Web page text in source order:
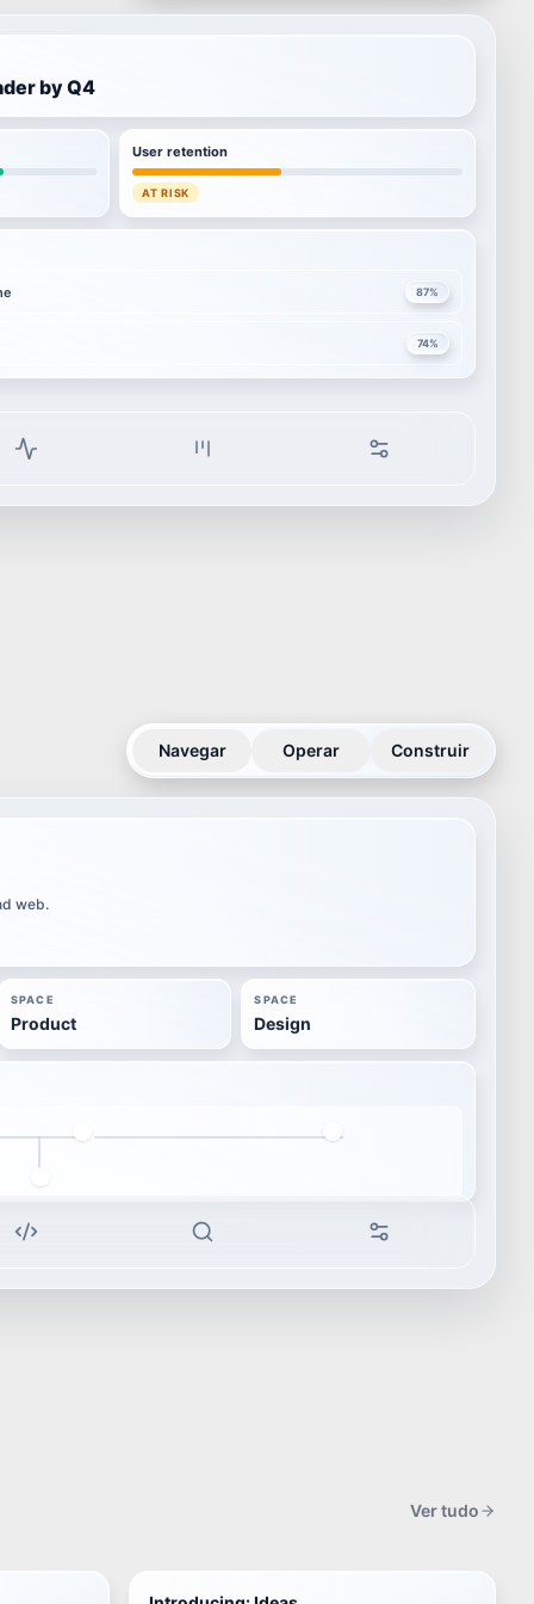
by Q4
User retention
AT RISK
87%
74%
Navegar Operar Construir
web.
SPACE
Product
SPACE
Design
Ver tudo